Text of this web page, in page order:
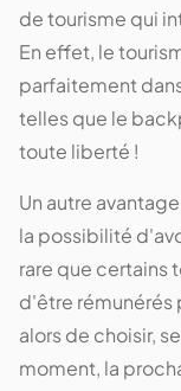
de tourisme qui
En effet, le
parfaitement
telles que le
toute liberté !
Un autre
la possibilité
rare que certains
d'être rémunérés
alors de choisir,
moment, la